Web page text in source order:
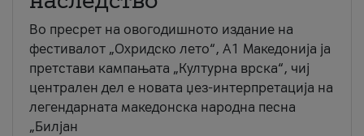
Во пресрет на овогодишното издание на
фестивалот „Охридско лето“, А1 Македонија ја
претстави кампањата „Културна врска“, чиј
централен дел е новата џез-интерпретација на
легендарната македонска народна песна
„Билјан